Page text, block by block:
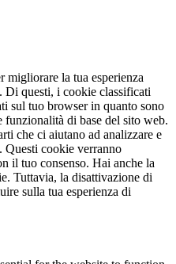
migliorare la tua esperienza
Di questi, i cookie classificati
sul tuo browser in quanto sono
di base del sito web.
che ci aiutano ad analizzare e
Questi cookie verranno
il tuo consenso. Hai anche la
Tuttavia, la disattivazione di
sulla tua esperienza di